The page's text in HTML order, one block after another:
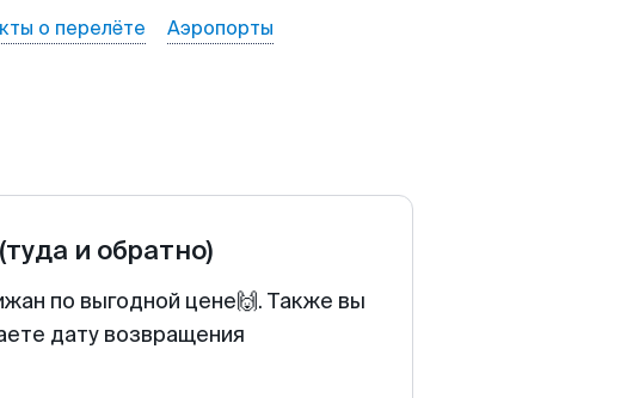
о перелёте Аэропорты
(туда и обратно)
по выгодной цене🙌. Также вы
дату возвращения